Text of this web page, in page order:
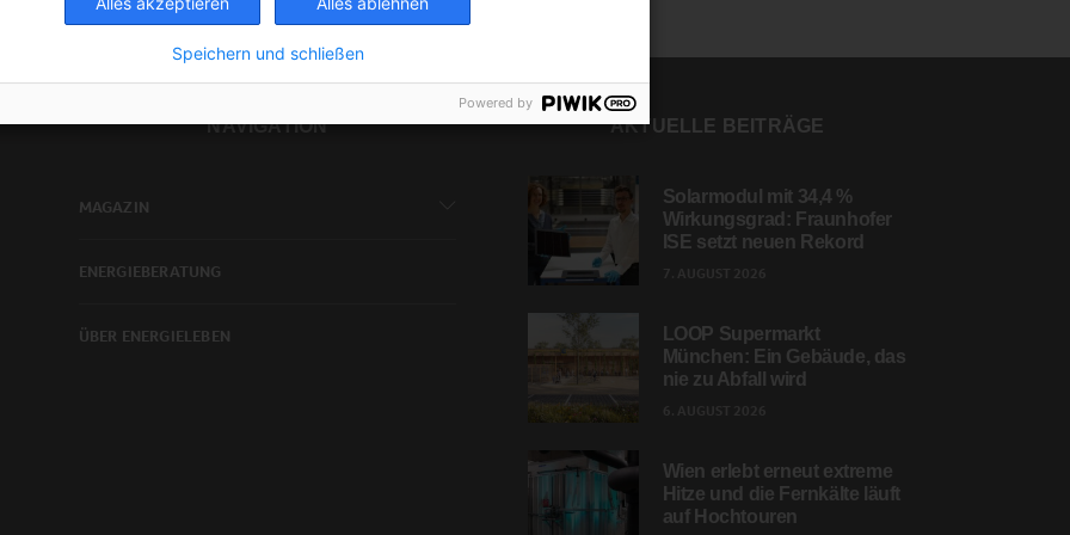
NAVIGATION
MAGAZIN
ENERGIEBERATUNG
ÜBER ENERGIELEBEN
AKTUELLE BEITRÄGE
Solarmodul mit 34,4 %
Wirkungsgrad: Fraunhofer
ISE setzt neuen Rekord
LOOP Supermarkt
München: Ein Gebäude, das
nie zu Abfall wird
Wien erlebt erneut extreme
Hitze und die Fernkälte läuft
auf Hochtouren
Speichern und schließen
Powered by